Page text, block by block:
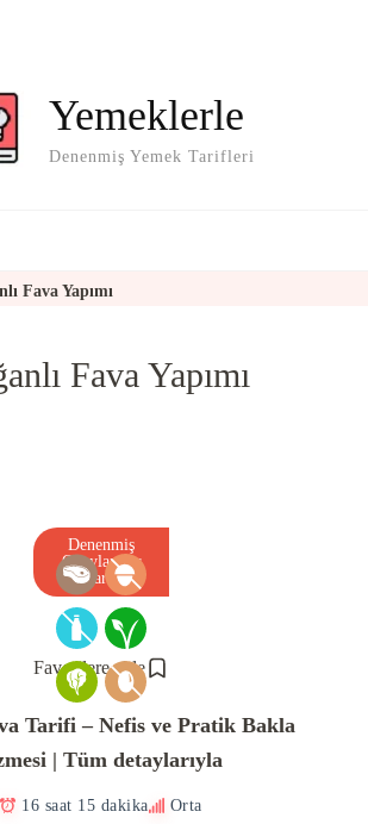
Yemeklerle
Denenmiş Yemek Tarifleri
Fava Yapımı
Fava Yapımı
Favorilere ekle
Denenmiş
Onaylanmış
Tarif
Tarifi – Nefis ve Pratik Bakla
| Tüm detaylarıyla
16 saat 15 dakika Orta